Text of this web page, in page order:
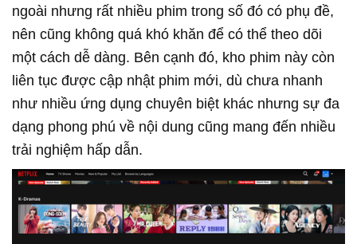
ngoài nhưng rất nhiều phim trong số đó có phụ đề,
nên cũng không quá khó khăn để có thể theo dõi
một cách dễ dàng. Bên cạnh đó, kho phim này còn
liên tục được cập nhật phim mới, dù chưa nhanh
như nhiều ứng dụng chuyên biệt khác nhưng sự đa
dạng phong phú về nội dung cũng mang đến nhiều
trải nghiệm hấp dẫn.